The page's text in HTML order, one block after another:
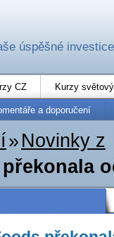
úspěšné investice
CZ Kurzy
a doporučení
» Novinky z